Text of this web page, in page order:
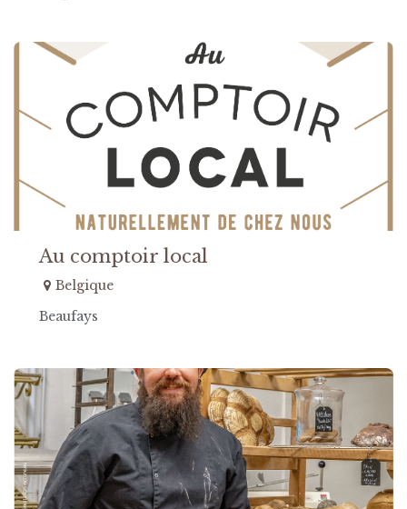
Au comptoir local
Belgique
Beaufays